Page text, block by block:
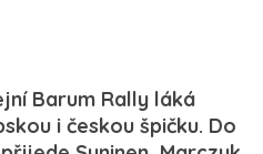
Barum Rally láká
i českou špičku. Do